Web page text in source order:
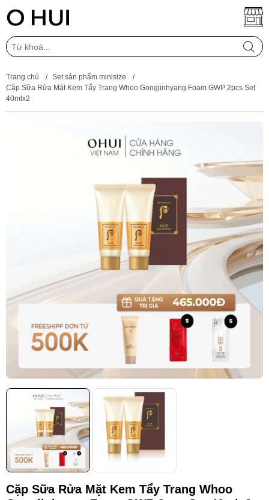
Trang chủ / Set sản phẩm minisize
/
Cặp Sữa Rửa Mặt Kem Tẩy Trang Whoo Gongjinhyang Foam GWP 2pcs Set
40mlx2
Cặp Sữa Rửa Mặt Kem Tẩy Trang Whoo